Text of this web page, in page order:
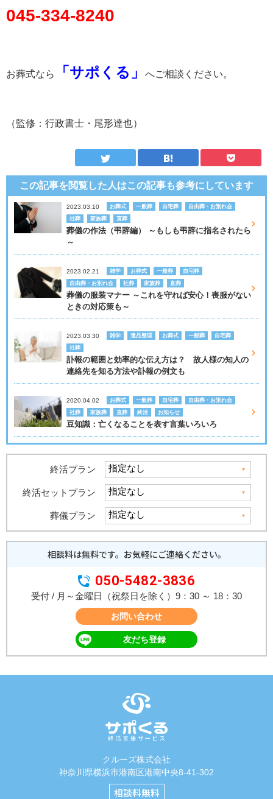
045-334-8240
お葬式なら 「サポくる」 へご相談ください。
（監修：行政書士・尾形達也）
この記事を閲覧した人はこの記事も参考にしています
2023.03.10 お葬式 一般葬 自宅葬
自由葬・お別れ会
社葬
家族葬 直葬
葬儀の作法（弔辞編） ～もしも弔辞に指名されたら
～
2023.02.21 雑学 お葬式 一般葬
自宅葬
自由葬・お別れ会
社葬 家族葬 直葬
葬儀の服装マナー ～これを守れば安心！喪服がない
ときの対応策も～
2023.03.30 雑学 遺品整理 お葬式 一般葬
自宅葬
社葬
訃報の範囲と効率的な伝え方は？ 故人様の知人の
連絡先を知る方法や訃報の例文も
2020.04.02 お葬式 一般葬 自宅葬
自由葬・お別れ会
社葬
家族葬 直葬 終活 お知らせ
豆知識：亡くなることを表す言葉いろいろ
終活プラン
終活セットプラン
葬儀プラン
相談料は無料です。 お気軽にご連絡ください。
050-5482-3836
受付 / 月～金曜日（祝祭日を除く）9：30 ～ 18：30
お問い合わせ
友だち登録
クルーズ株式会社
神奈川県横浜市港南区港南中央8-41-302
相談料無料